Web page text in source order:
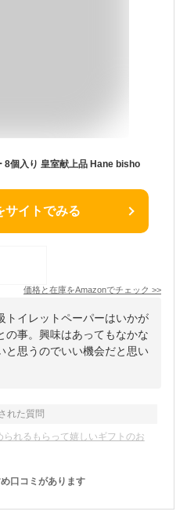
8個入り 皇室献上品 Hane bisho
サイトでみる
価格と在庫をAmazonでチェック >>
トイレットペーパーはいかが
の事。興味はあってもなかな
と思うのでいい機会だと思い
れた質問
られるもらって嬉しいギフトのお
口コミがあります